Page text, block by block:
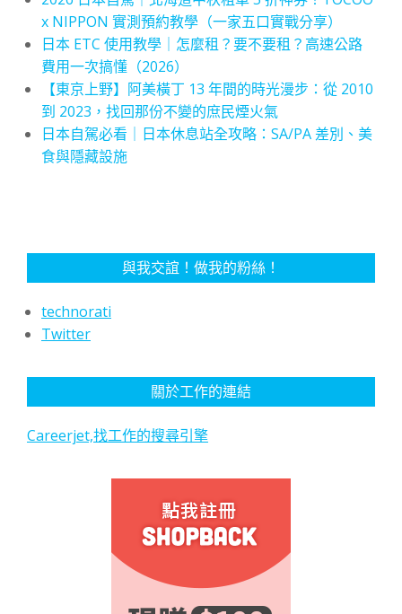
x NIPPON 實測預約教學（一家五口實戰分享）
日本 ETC 使用教學｜怎麼租？要不要租？高速公路
費用一次搞懂（2026）
【東京上野】阿美橫丁 13 年間的時光漫步：從 2010
到 2023，找回那份不變的庶民煙火氣
日本自駕必看｜日本休息站全攻略：SA/PA 差別、美
食與隱藏設施
與我交誼！做我的粉絲！
technorati
Twitter
關於工作的連結
Careerjet,找工作的搜尋引擎